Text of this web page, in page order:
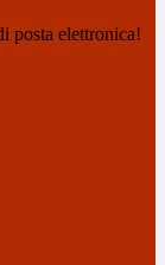
posta elettronica!